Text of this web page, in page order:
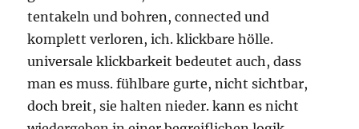
tentakeln und bohren, connected und
komplett verloren, ich. klickbare hölle.
universale klickbarkeit bedeutet auch, dass
man es muss. fühlbare gurte, nicht sichtbar,
doch breit, sie halten nieder. kann es nicht